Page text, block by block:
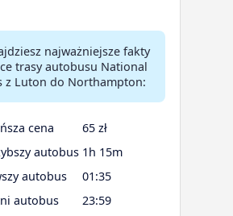
najważniejsze fakty
trasy autobusu National
z Luton do Northampton:
cena
65 zł
autobus 1h 15m
autobus
01:35
autobus
23:59